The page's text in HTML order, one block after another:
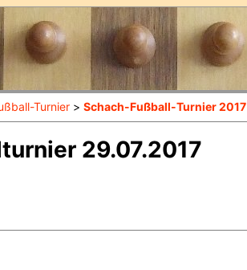
Turnier > Schach-Fußball-Turnier 2017
29.07.2017